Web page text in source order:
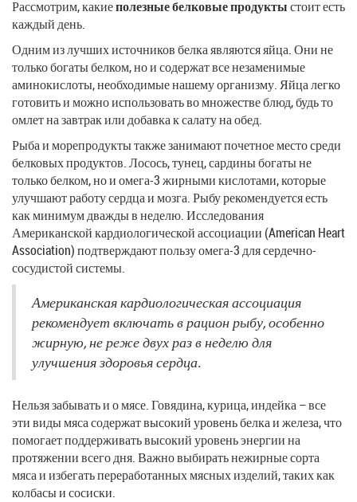
Рассмотрим, какиеполезные белковые продуктыстоит есть
каждый день.
Одним из лучших источников белка являются яйца. Они не
только богаты белком, но и содержат все незаменимые
аминокислоты, необходимые нашему организму. Яйца легко
готовить и можно использовать во множестве блюд, будь то
омлет на завтрак или добавка к салату на обед.
Рыба и морепродукты также занимают почетное место среди
белковых продуктов. Лосось, тунец, сардины богаты не
только белком, но и омега-3 жирными кислотами, которые
улучшают работу сердца и мозга. Рыбу рекомендуется есть
как минимум дважды в неделю. Исследования
Американской кардиологической ассоциации (American Heart
Association) подтверждают пользу омега-3 для сердечно-
сосудистой системы.
Американская кардиологическая ассоциация
рекомендует включать в рацион рыбу, особенно
жирную, не реже двух раз в неделю для
улучшения здоровья сердца.
Нельзя забывать и о мясе. Говядина, курица, индейка – все
эти виды мяса содержат высокий уровень белка и железа, что
помогает поддерживать высокий уровень энергии на
протяжении всего дня. Важно выбирать нежирные сорта
мяса и избегать переработанных мясных изделий, таких как
колбасы и сосиски.